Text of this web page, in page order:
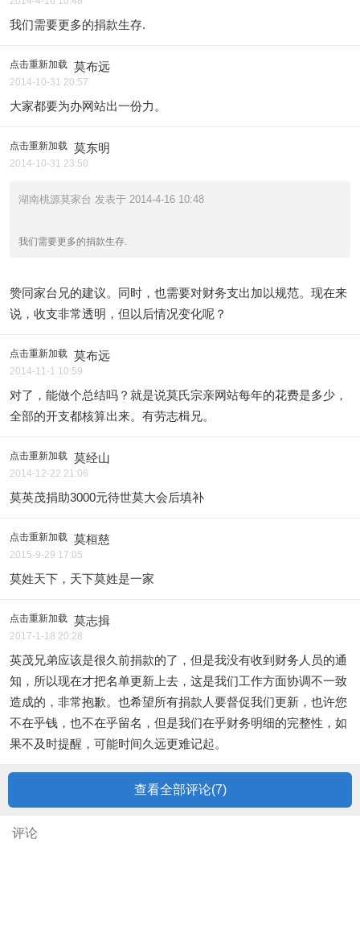
我们需要更多的捐款生存.
点击重新加载 莫布远
2014-10-31 20:57
大家都要为办网站出一份力。
点击重新加载 莫东明
2014-10-31 23:50
湖南桃源莫家台 发表于 2014-4-16 10:48
我们需要更多的捐款生存.
赞同家台兄的建议。同时，也需要对财务支出加以规范。现在来
说，收支非常透明，但以后情况变化呢？
点击重新加载 莫布远
2014-11-1 10:59
对了，能做个总结吗？就是说莫氏宗亲网站每年的花费是多少，
全部的开支都核算出来。有劳志楫兄。
点击重新加载 莫经山
2014-12-22 21:06
莫英茂捐助3000元待世莫大会后填补
点击重新加载 莫桓慈
2015-9-29 17:05
莫姓天下，天下莫姓是一家
点击重新加载 莫志揖
2017-1-18 20:28
英茂兄弟应该是很久前捐款的了，但是我没有收到财务人员的通
知，所以现在才把名单更新上去，这是我们工作方面协调不一致
造成的，非常抱歉。也希望所有捐款人要督促我们更新，也许您
不在乎钱，也不在乎留名，但是我们在乎财务明细的完整性，如
果不及时提醒，可能时间久远更难记起。
查看全部评论(7)